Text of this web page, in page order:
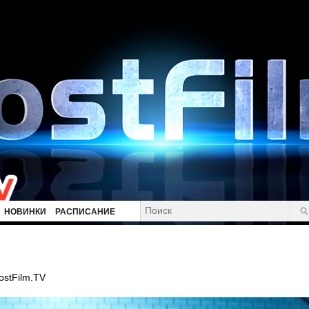
НОВИНКИ РАСПИСАНИЕ